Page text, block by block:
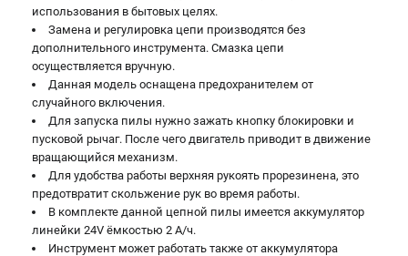
офертой.
проспект Александровской Фермы, 29АЛ
8 (812) 336-63-08
Режим работы колл-центра:
пн-пт - с 9:00 до 18:00
вс - выходной
ЗАКАЗ ЗАПЧАСТЕЙ
+7 (8112) 59-10-67
zakaz@gworks-market.ru
использования в бытовых целях.
Замена и регулировка цепи производятся без
дополнительного инструмента. Смазка цепи
осуществляется вручную.
Данная модель оснащена предохранителем от
случайного включения.
Для запуска пилы нужно зажать кнопку блокировки и
пусковой рычаг. После чего двигатель приводит в движение
вращающийся механизм.
Для удобства работы верхняя рукоять прорезинена, это
предотвратит скольжение рук во время работы.
В комплекте данной цепной пилы имеется аккумулятор
линейки 24V ёмкостью 2 А/ч.
Инструмент может работать также от аккумулятора